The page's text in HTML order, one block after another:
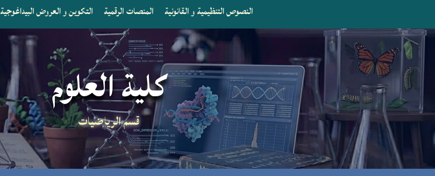
التكوين و العروض البيداغوجية المنصات الرقمية النصوص التنظيمية و القانونية
كلية العلوم
قسم الرياضيات